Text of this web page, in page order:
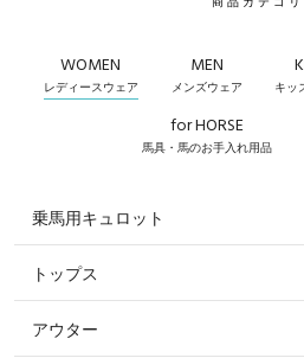
WOMEN
レディースウェア
MEN
メンズウェア キッ
for HORSE
馬具・馬のお手入れ用品
乗馬用キュロット
すべてのキュロット
フルグリップ・尻革 キュロット
トップス
すべてのトップス
アウター